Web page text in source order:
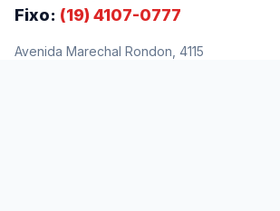
Fixo: (19) 4107-0777
Avenida Marechal Rondon, 4115